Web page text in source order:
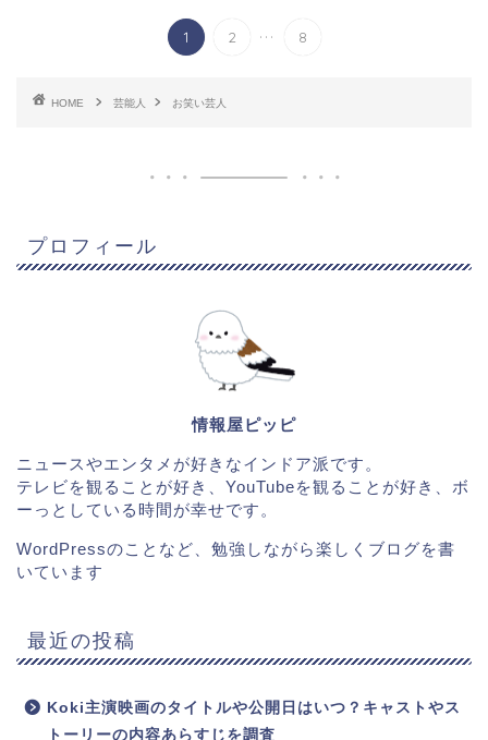
1 2 ... 8
HOME 芸能人 お笑い芸人
プロフィール
情報屋ピッピ
ニュースやエンタメが好きなインドア派です。
テレビを観ることが好き、YouTubeを観ることが好き、ボ
ーっとしている時間が幸せです。
WordPressのことなど、勉強しながら楽しくブログを書
いています
最近の投稿
Koki主演映画のタイトルや公開日はいつ？キャストやス
トーリーの内容あらすじを調査